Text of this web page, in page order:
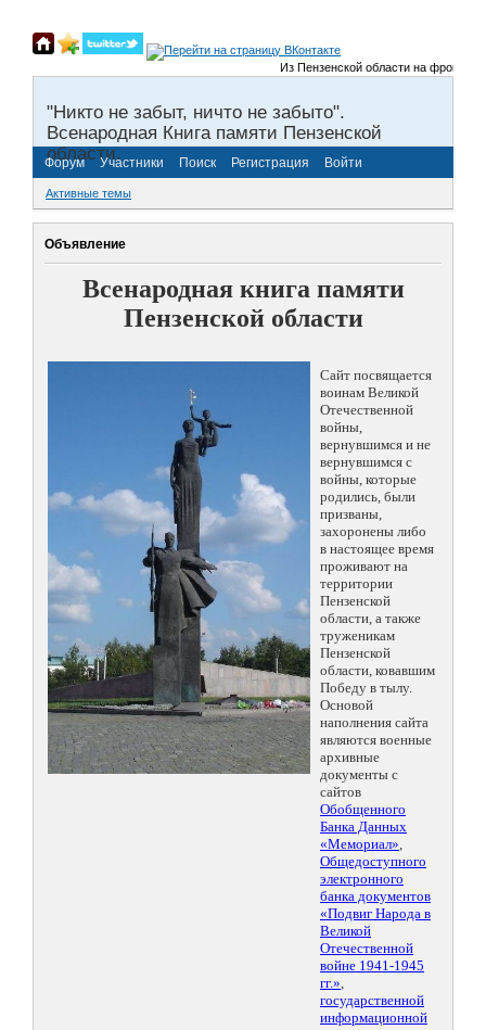
Из Пензенской области на фронты
"Никто не забыт, ничто не забыто".
Всенародная Книга памяти Пензенской
области.
Форум Участники Поиск Регистрация Войти
Активные темы
Объявление
Всенародная книга памяти
Пензенской области
Сайт посвящается
воинам Великой
Отечественной
войны,
вернувшимся и не
вернувшимся с
войны, которые
родились, были
призваны,
захоронены либо
в настоящее время
проживают на
территории
Пензенской
области, а также
труженикам
Пензенской
области, ковавшим
Победу в тылу.
Основой
наполнения сайта
являются военные
архивные
документы с
сайтов
Обобщенного
Банка Данных
«Мемориал»,
Общедоступного
электронного
банка документов
«Подвиг Народа в
Великой
Отечественной
войне 1941-1945
гг.»,
государственной
информационной